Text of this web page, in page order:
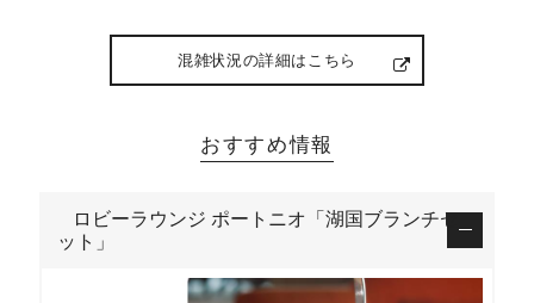
混雑状況の詳細はこちら
おすすめ情報
ロビーラウンジ ポートニオ「湖国ブランチセ
ット」